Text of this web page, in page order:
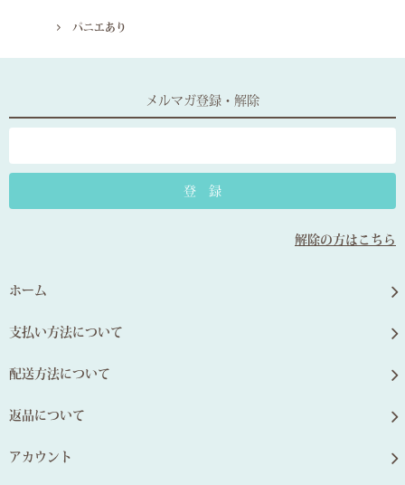
パニエあり
メルマガ登録・解除
解除の方はこちら
ホーム
支払い方法について
配送方法について
返品について
アカウント